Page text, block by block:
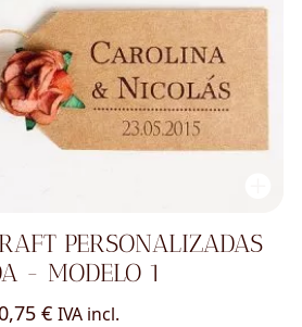
PERSONALIZADAS
- MODELO 1
€ IVA incl.